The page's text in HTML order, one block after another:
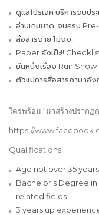
ดูแลโปรเจค บริหารงบปร
อ่านเกมขาด! จบครบ
สื่อสารง่าย ไม่งง!
Paper ยังเป๊ะ!!
ยืนหนึ่งเรื่อง Run Show
ตัวแม่การสื่อสารภาษาอัง
ใครพร้อม “มาสร้างปราก
https://
Qualifications
Age not over 35 years
Bachelor’s Degree
related fields
3 years up